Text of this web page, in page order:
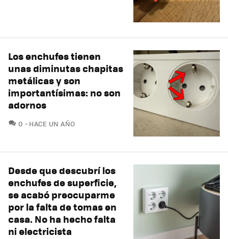
Los enchufes tienen
unas diminutas chapitas
metálicas y son
importantísimas: no son
adornos
0 COMENTARIOS
HACE UN AÑO
Desde que descubrí los
enchufes de superficie,
se acabó preocuparme
por la falta de tomas en
casa. No ha hecho falta
ni electricista